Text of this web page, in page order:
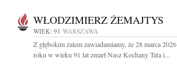
WŁODZIMIERZ ŻEMAJTYS
WIEK: 91 WARSZAWA
Z głębokim żalem zawiadamiamy, że 28 marca 2026
roku w wieku 91 lat zmarł Nasz Kochany Tata i...